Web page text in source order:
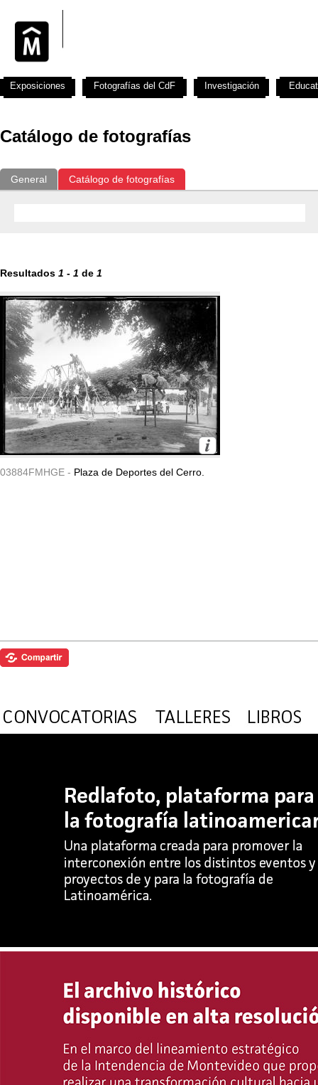
Catálogo de fotografías
General Catálogo de fotografías
Resultados 1 - 1 de 1
03884FMHGE - Plaza de Deportes del Cerro.
Exposiciones Fotografías del CdF Investigación